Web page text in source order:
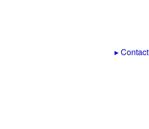
▸ Contact